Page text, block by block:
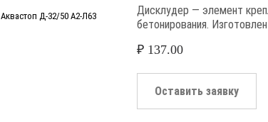
Дисклудер — элемент
бетонирования.
₽137.00
Оставить заявку